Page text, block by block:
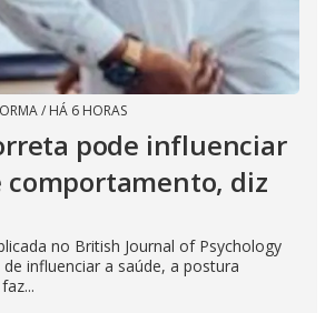
/ HÁ 6 HORAS
pode influenciar
comportamento, diz
no British Journal of Psychology
influenciar a saúde, a postura